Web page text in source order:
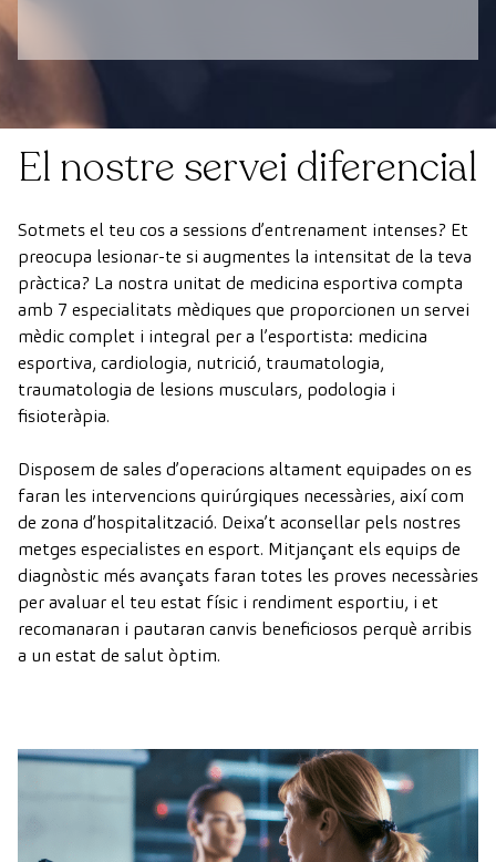
El nostre servei diferencial
Sotmets el teu cos a sessions d’entrenament intenses? Et
preocupa lesionar-te si augmentes la intensitat de la teva
pràctica? La nostra unitat de medicina esportiva compta
amb 7 especialitats mèdiques que proporcionen un servei
mèdic complet i integral per a l’esportista: medicina
esportiva, cardiologia, nutrició, traumatologia,
traumatologia de lesions musculars, podologia i
fisioteràpia.
Disposem de sales d’operacions altament equipades on es
faran les intervencions quirúrgiques necessàries, així com
de zona d’hospitalització. Deixa’t aconsellar pels nostres
metges especialistes en esport. Mitjançant els equips de
diagnòstic més avançats faran totes les proves necessàries
per avaluar el teu estat físic i rendiment esportiu, i et
recomanaran i pautaran canvis beneficiosos perquè arribis
a un estat de salut òptim.